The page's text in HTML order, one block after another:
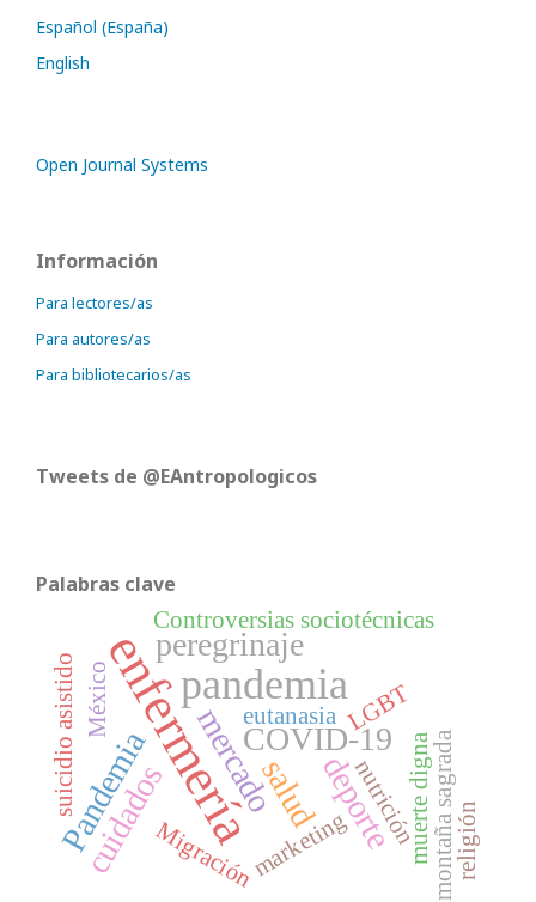
Español (España)
English
Open Journal Systems
Información
Para lectores/as
Para autores/as
Para bibliotecarios/as
Tweets de @EAntropologicos
Palabras clave
enfermeríapandemia
mercadoCOVID-19
Pandemia deporte
salud
cuidados
peregrinaje
LGBT
Migración
México
montaña sagrada
marketing
suicidio asistido eutanasia
muerte digna religión
nutrición
Controversias sociotécnicas